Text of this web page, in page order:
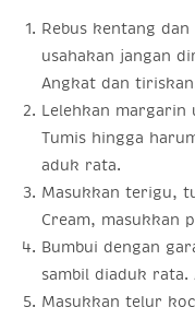
Rebus kentang
usahakan jangan
Angkat dan
Lelehkan margarin
Tumis hingga
aduk rata.
Masukkan terigu,
Cream, masukkan
Bumbui dengan
sambil diaduk rata.
Masukkan telur